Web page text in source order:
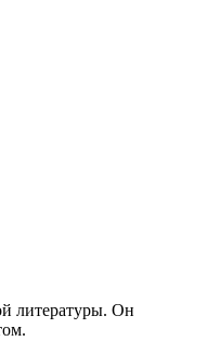
литературы. Он